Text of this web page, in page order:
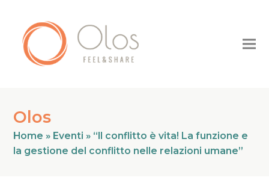
Olos
Home » Eventi » “Il conflitto è vita! La funzione e
la gestione del conflitto nelle relazioni umane”